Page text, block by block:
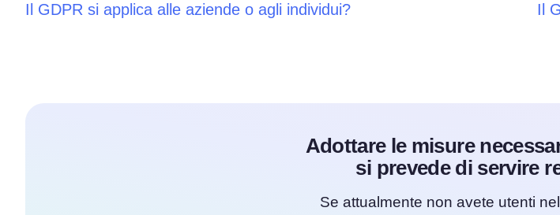
Il GDPR si applica alle aziende o agli individui? Il
Adottare le misure
si prevede di servire
Se attualmente non avete utenti